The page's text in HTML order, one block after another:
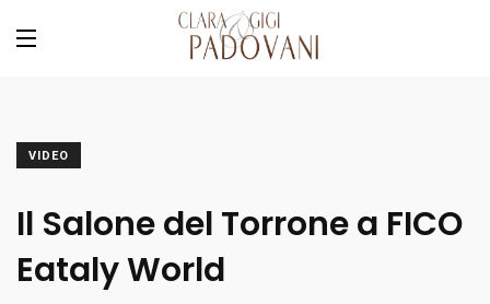
VIDEO
Il Salone del Torrone a FICO
Eataly World